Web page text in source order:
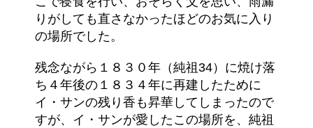
りがしても直さなかったほどのお気に入り
の場所でした。
残念ながら１８３０年（純祖34）に焼け落
ち４年後の１８３４年に再建したために
イ・サンの残り香も昇華してしまったので
すが、イ・サンが愛したこの場所を、純祖